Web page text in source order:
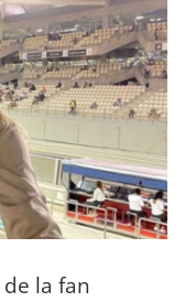
la fan